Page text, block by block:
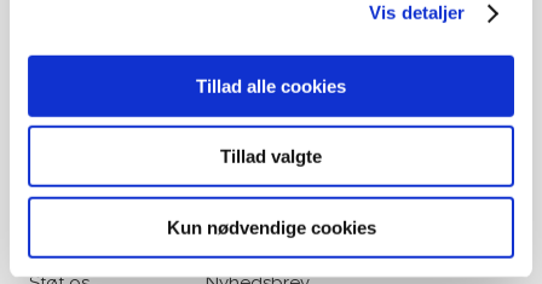
Vis detaljer
Tillad alle cookies
Tillad valgte
Kun nødvendige cookies
Liv&Død Prisen
Filmoversigt
Vores historie
Viden & Råd
Materialer
Kalender
Nyheder